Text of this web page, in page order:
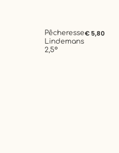
Pêcheresse
Lindemans
2,5°
€ 5,80